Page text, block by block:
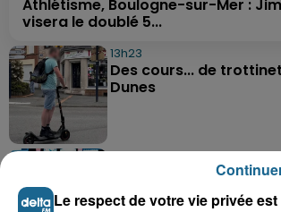
Athlétisme, Boulogne-sur-Mer :
visera le doublé 5...
13h23
Des cours... de
Dunes
12h30
Basket : Gravelines-
commencer sa
Le respect de votre vie privée